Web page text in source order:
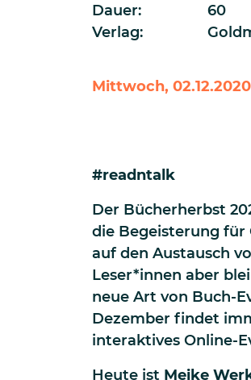
Dauer:
60
Verlag:
Mittwoch,
#readntalk
Der Bücherherbst
die Begeisterung für
auf den Austausch
Leser*innen aber
neue Art von Buch-
Dezember findet
interaktives Online-
Heute ist Meike